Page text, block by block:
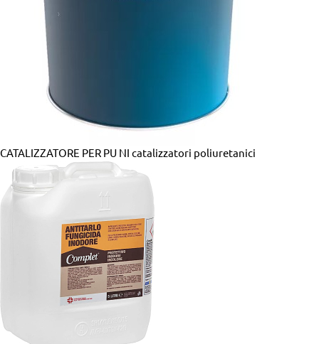
CATALIZZATORE PER PU NI catalizzatori poliuretanici